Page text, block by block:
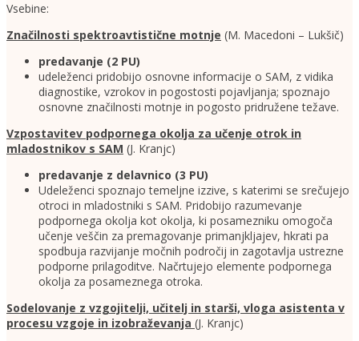
Vsebine:
Značilnosti spektroavtistične motnje (M. Macedoni – Lukšič)
predavanje (2 PU)
udeleženci pridobijo osnovne informacije o SAM, z vidika
diagnostike, vzrokov in pogostosti pojavljanja; spoznajo
osnovne značilnosti motnje in pogosto pridružene težave.
Vzpostavitev podpornega okolja za učenje otrok in
mladostnikov s SAM (J. Kranjc)
predavanje z delavnico (3 PU)
Udeleženci spoznajo temeljne izzive, s katerimi se srečujejo
otroci in mladostniki s SAM. Pridobijo razumevanje
podpornega okolja kot okolja, ki posamezniku omogoča
učenje veščin za premagovanje primanjkljajev, hkrati pa
spodbuja razvijanje močnih področij in zagotavlja ustrezne
podporne prilagoditve. Načrtujejo elemente podpornega
okolja za posameznega otroka.
Sodelovanje z vzgojitelji, učitelj in starši, vloga asistenta v
procesu vzgoje in izobraževanja (J. Kranjc)